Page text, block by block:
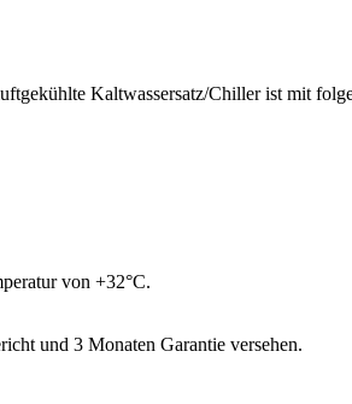
Kaltwassersatz/Chiller ist mit
von +32°C.
und 3 Monaten Garantie versehen.